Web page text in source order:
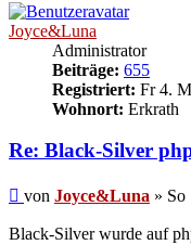
Joyce&Luna
Administrator
Beiträge: 655
Registriert: Fr 4.
Wohnort: Erkrath
Re: Black-Silver
Beitrag
von Joyce&Luna » So
Black-Silver wurde auf